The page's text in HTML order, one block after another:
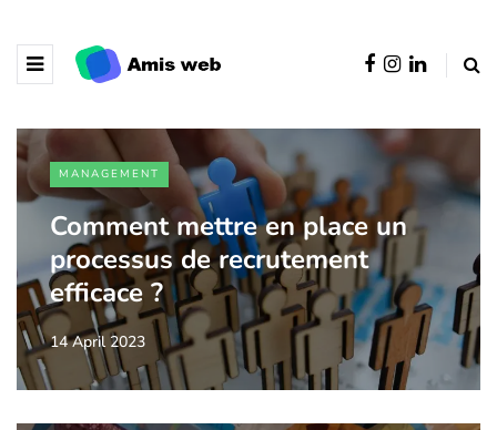
MANAGEMENT
Comment mettre en place un
processus de recrutement
efficace ?
14 April 2023